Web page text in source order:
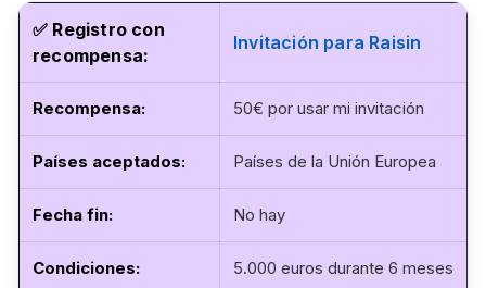
✅ Registro con
recompensa:
Invitación para Raisin
Recompensa: 50€ por usar mi invitación
Países aceptados: Países de la Unión Europea
Fecha fin: No hay
Condiciones: 5.000 euros durante 6 meses